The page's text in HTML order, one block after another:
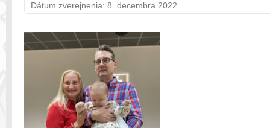
Dátum zverejnenia: 8. decembra 2022